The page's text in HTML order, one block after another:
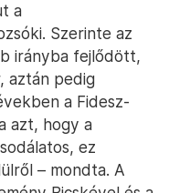
a
Szerinte az
irányba fejlődött,
aztán pedig
a Fidesz-
azt, hogy a
ez
– mondta. A